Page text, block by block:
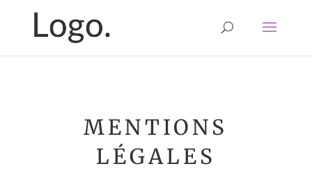
MENTIONS
LÉGALES